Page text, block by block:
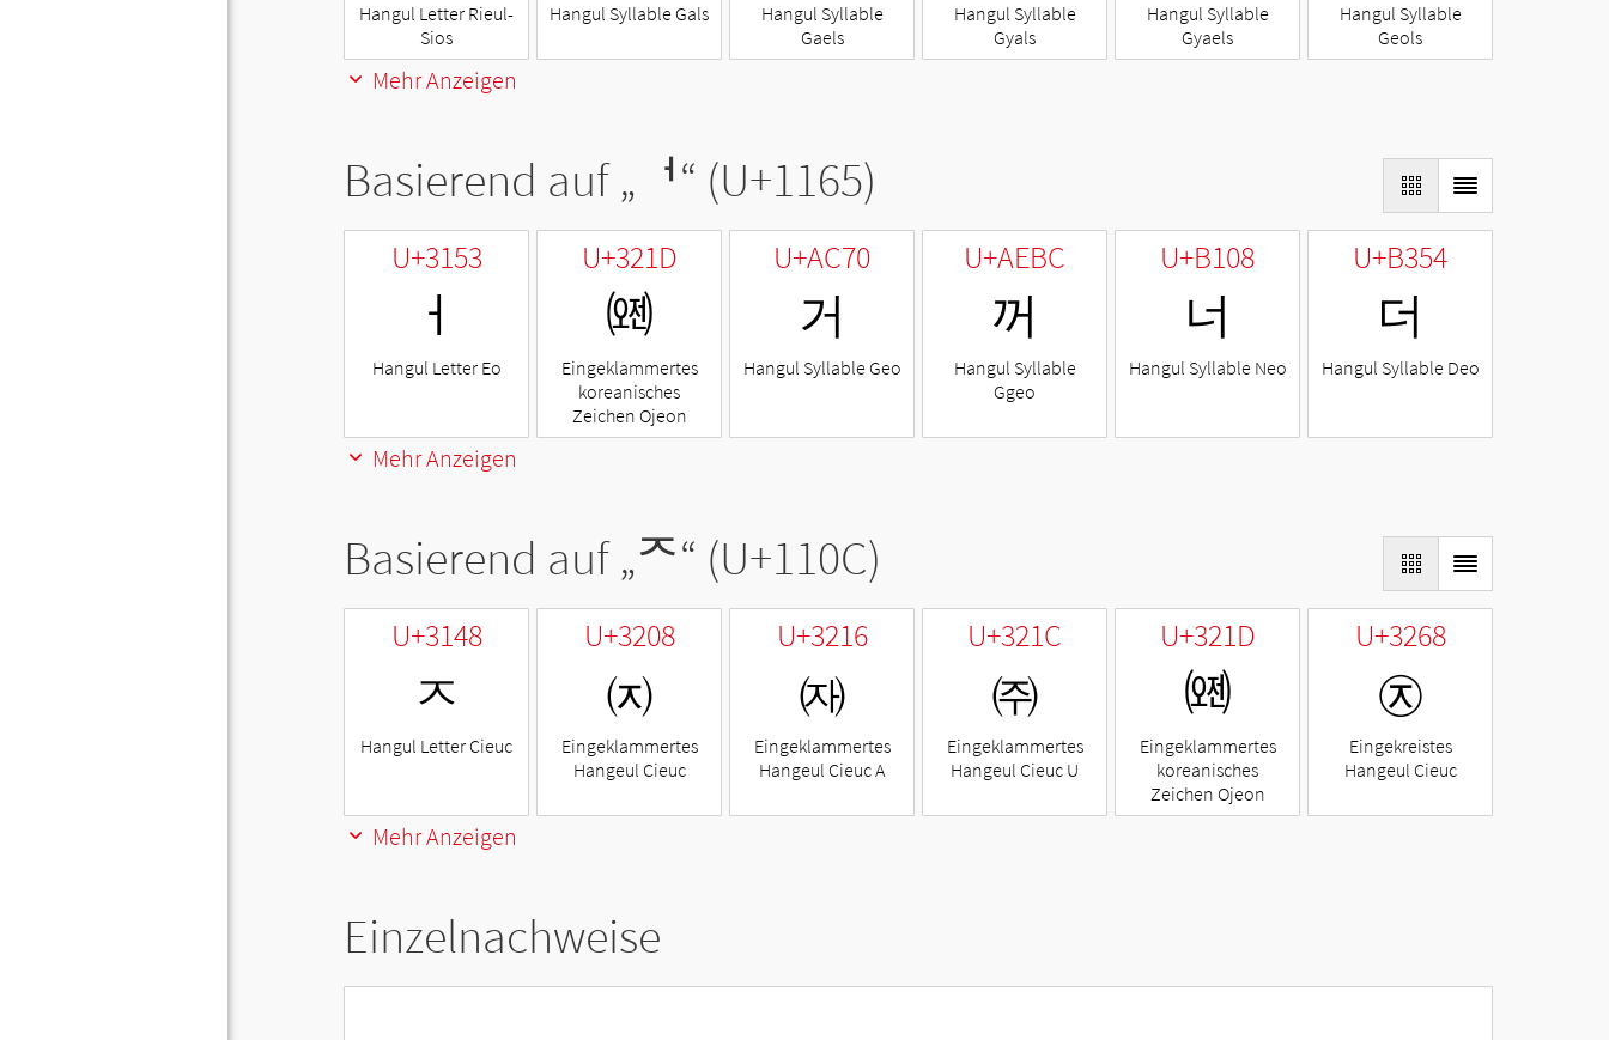
Hangul Letter Rieul-
Sios
Hangul Syllable Gals
Hangul Syllable
Gaels
Hangul Syllable
Gyals
Hangul Syllable
Gyaels
Hangul Syllable
Geols
Mehr Anzeigen
Basierend auf „ ᅥ“ (U+1165)
U+3153
ㅓ
Hangul Letter Eo
U+321D
㈝
Eingeklammertes
koreanisches
Zeichen Ojeon
U+AC70
거
Hangul Syllable Geo
U+AEBC
꺼
Hangul Syllable
Ggeo
U+B108
너
Hangul Syllable Neo
U+B354
더
Hangul Syllable Deo
Mehr Anzeigen
Basierend auf „ᄌ“ (U+110C)
U+3148
ㅈ
Hangul Letter Cieuc
U+3208
㈈
Eingeklammertes
Hangeul Cieuc
U+3216
㈖
Eingeklammertes
Hangeul Cieuc A
U+321C
㈜
Eingeklammertes
Hangeul Cieuc U
U+321D
㈝
Eingeklammertes
koreanisches
Zeichen Ojeon
U+3268
㉨
Eingekreistes
Hangeul Cieuc
Mehr Anzeigen
Einzelnachweise